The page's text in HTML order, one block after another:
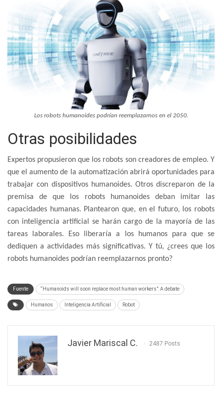
Los robots humanoides podrían reemplazarnos en el 2050.
Otras posibilidades
Expertos propusieron que los robots son creadores de empleo. Y
que el aumento de la automatización abrirá oportunidades para
trabajar con dispositivos humanoides. Otros discreparon de la
premisa de que los robots humanoides deban imitar las
capacidades humanas. Plantearon que, en el futuro, los robots
con inteligencia artificial se harán cargo de la mayoría de las
tareas laborales. Eso liberaría a los humanos para que se
dediquen a actividades más significativas. Y tú, ¿crees que los
robots humanoides podrían reemplazarnos pronto?
Fuente “Humanoids will soon replace most human workers”: A debate
Humanos Inteligencia Artificial Robot
Javier Mariscal C. 2487 Posts